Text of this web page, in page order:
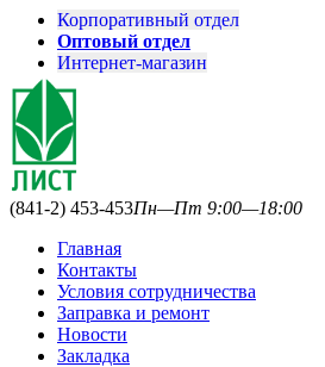
Корпоративный отдел
Оптовый отдел
Интернет-магазин
(841-2) 453-453Пн—Пт 9:00—18:00
Главная
Контакты
Условия сотрудничества
Заправка и ремонт
Новости
Закладка